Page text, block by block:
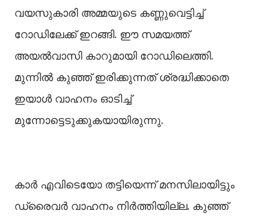
വയസുകാരി അമ്മയുടെ കണ്ണുവെട്ടിച്ച്‌
റോഡിലേക്ക് ഇറങ്ങി. ഈ സമയത്ത്
അയല്‍വാസി കാറുമായി റോഡിലെത്തി.
മുന്നില്‍ കുഞ്ഞ് ഇരിക്കുന്നത് ശ്രദ്ധിക്കാതെ
ഇയാള്‍ വാഹനം ഓടിച്ച്‌
മുന്നോട്ടെടുക്കുകയായിരുന്നു.
കാർ എവിടെയോ തട്ടിയെന്ന് മനസിലായിട്ടും
ഡ്രൈവർ വാഹനം നിർത്തിയില്ല. കുഞ്ഞ്